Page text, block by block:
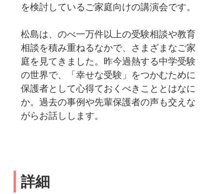
を検討しているご家庭向けの講演会です。
松島は、のべ一万件以上の受験相談や教育
相談を積み重ねるなかで、さまざまなご家
庭を見てきました。昨今過熱する中学受験
の世界で、「幸せな受験」をつかむために
保護者として心得ておくべきこととはなに
か。過去の事例や先輩保護者の声も交えな
がらお話しします。
詳細